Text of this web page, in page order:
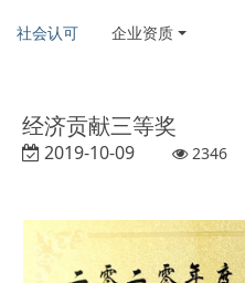
社会认可 企业资质
经济贡献三等奖
2019-10-09 2346